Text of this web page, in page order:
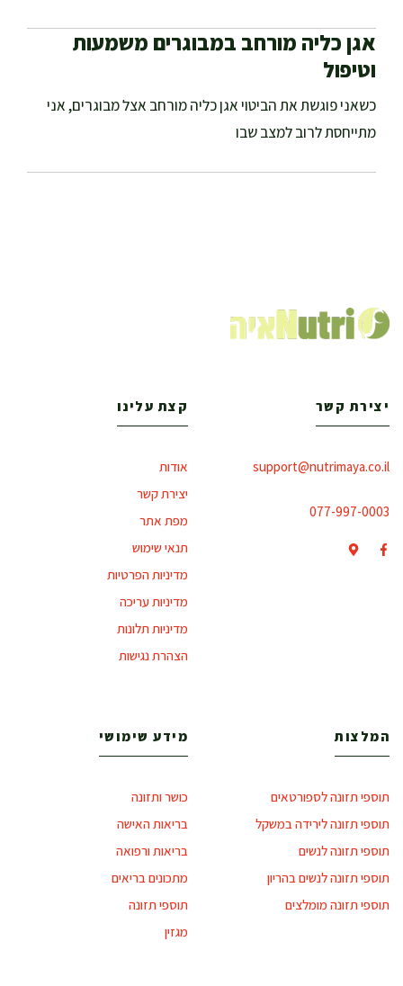
אגן כליה מורחב במבוגרים משמעות
וטיפול
כשאני פוגשת את הביטוי אגן כליה מורחב אצל מבוגרים, אני
מתייחסת לרוב למצב שבו
יצירת קשר
support@nutrimaya.co.il
077-997-0003
קצת עלינו
אודות
יצירת קשר
מפת אתר
תנאי שימוש
מדיניות הפרטיות
מדיניות עריכה
מדיניות תלונות
הצהרת נגישות
המלצות
תוספי תזונה לספורטאים
תוספי תזונה לירידה במשקל
תוספי תזונה לנשים
תוספי תזונה לנשים בהריון
תוספי תזונה מומלצים
מידע שימושי
כושר ותזונה
בריאות האישה
בריאות ורפואה
מתכונים בריאים
תוספי תזונה
מגזין